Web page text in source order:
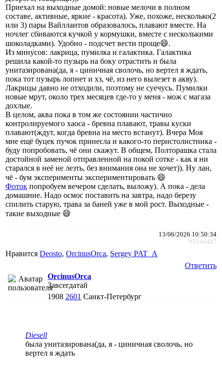
Приехал на выходные домой: новые мелочи в полном
составе, активные, яркие - красота). Уже, похоже, несколько(2
или 3) пары Вайллантов образовалось, плавают вместе. На
ночлег сбиваются кучкой у кормушки, вместе с несколькими
шоколадками). Удобно - подсчет вести проще😄.
Из минусов: лакрица, пумилка и галактика. Галактика
решила какой-то пузырь на боку отрастить и была
унитазирована(да, я - циничная сволочь, но вертел я ждать,
пока тот пузырь лопнет и хз, чё, из него вылезет в акву).
Лакрицы давно не отходили, поэтому не суечусь. Пумилки
новые мрут, около трех месяцев где-то у меня - мож с магаза
дохлые.
В целом, аква пока в том же состоянии частично
контролируемого хаоса - бревна плавают, травы куски
плавают(ждут, когда бревна на место встанут). Вчера Моя
мне ещё буцек пучок принесла и какого-то перистолистника -
буду попробовать, чё они скажут. В общем, Полторашка стала
достойной заменой отправленной на покой сотке - как я ни
старался в неё не лезть, без внимания она не хочет)). Ну лан,
чё - бум эксперименты экспериментировать 😄
Фоток попробуем вечером сделать, выложу). А пока - дела
домашние. Надо осмос поставить на завтра, надо березу
спилить старую, трава за баней уже в мой рост. Выходные -
такие выходные 😄
13/06/2026 10:50:34
#3244447
Нравится Deosto, ОrcinusОrca, Sergey PAT_A
Ответить
ОrcinusОrca
Завсегдатай
1908 2601 Санкт-Петербург
Diesell
была унитазирована(да, я - циничная сволочь, но
вертел я ждать